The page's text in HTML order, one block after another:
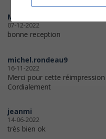
Marmotte
07-12-2022
bonne reception
michel.rondeau9
16-11-2022
Merci pour cette réimpression
Cordialement
jeanmi
14-06-2022
très bien ok